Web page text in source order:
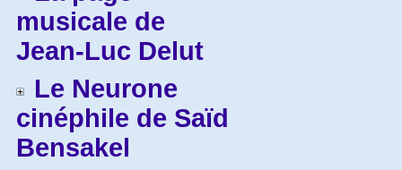
musicale de
Jean-Luc Delut
Le Neurone
cinéphile de Saïd
Bensakel